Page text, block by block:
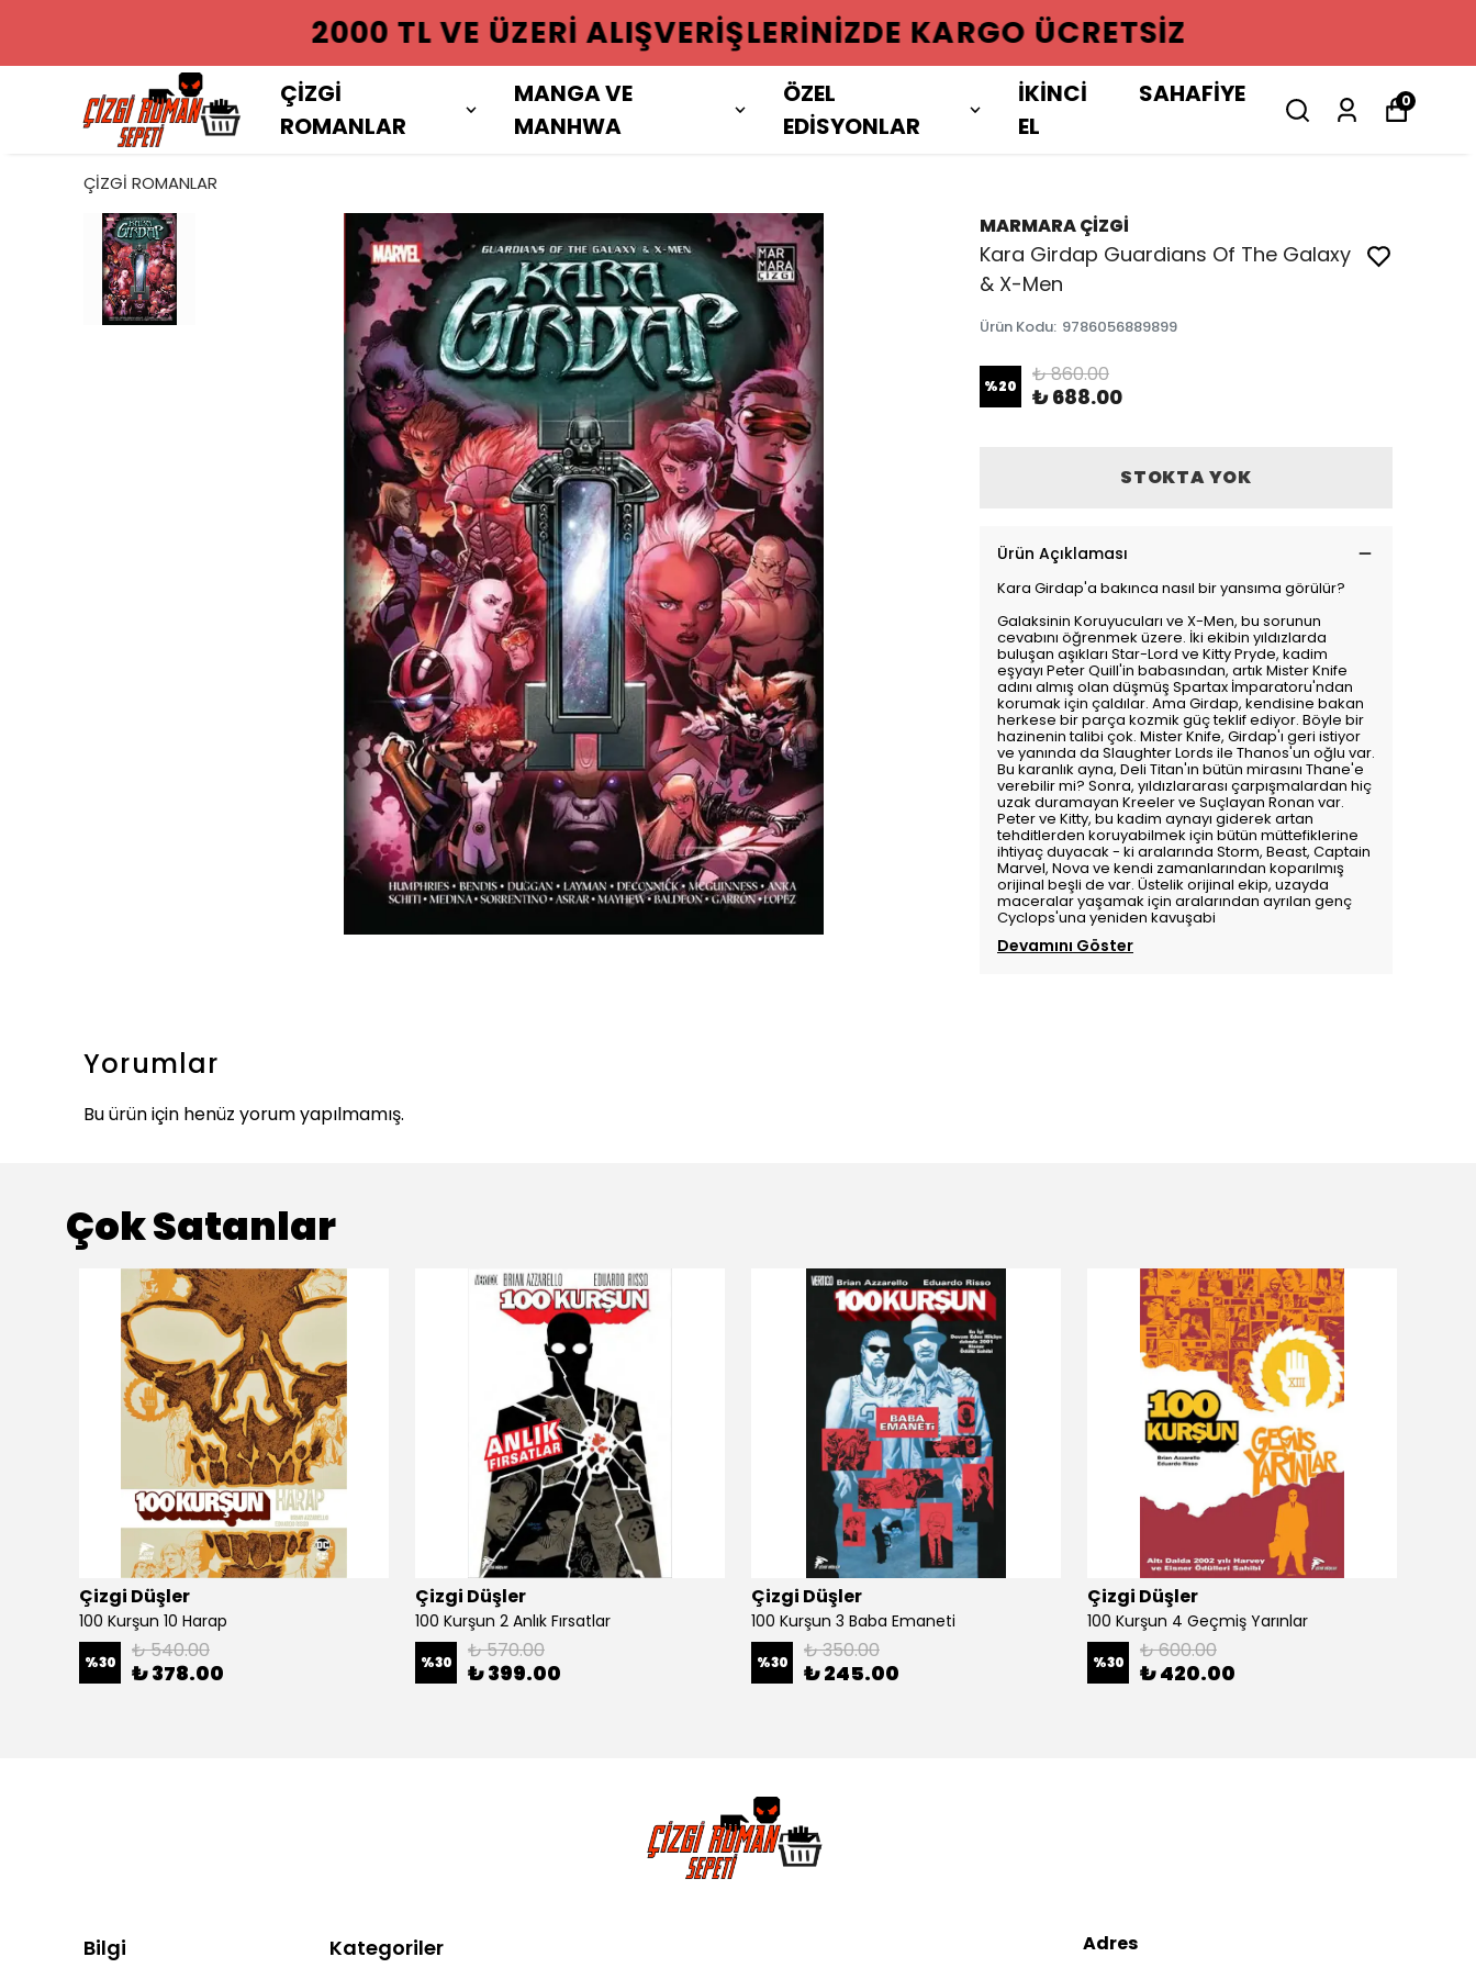
2000 TL VE ÜZERI ALIŞVERIŞLERINIZDE KARGO ÜCRETSIZ
ÇİZGİ
ROMANLAR
MANGA VE
MANHWA
ÖZEL
EDİSYONLAR
İKİNCİ
EL
SAHAFİYE 0
ÇİZGİ ROMANLAR
MARMARA ÇİZGİ
Kara Girdap Guardians Of The Galaxy
& X-Men
Ürün Kodu: 9786056889899
%20 ₺ 860.00
₺ 688.00
STOKTA YOK
Ürün Açıklaması
Kara Girdap'a bakınca nasıl bir yansıma görülür?
Galaksinin Koruyucuları ve X-Men, bu sorunun
cevabını öğrenmek üzere. İki ekibin yıldızlarda
buluşan aşıkları Star-Lord ve Kitty Pryde, kadim
eşyayı Peter Quill'in babasından, artık Mister Knife
adını almış olan düşmüş Spartax İmparatoru'ndan
korumak için çaldılar. Ama Girdap, kendisine bakan
herkese bir parça kozmik güç teklif ediyor. Böyle bir
hazinenin talibi çok. Mister Knife, Girdap'ı geri istiyor
ve yanında da Slaughter Lords ile Thanos'un oğlu var.
Bu karanlık ayna, Deli Titan'ın bütün mirasını Thane'e
verebilir mi? Sonra, yıldızlararası çarpışmalardan hiç
uzak duramayan Kreeler ve Suçlayan Ronan var.
Peter ve Kitty, bu kadim aynayı giderek artan
tehditlerden koruyabilmek için bütün müttefiklerine
ihtiyaç duyacak - ki aralarında Storm, Beast, Captain
Marvel, Nova ve kendi zamanlarından koparılmış
orijinal beşli de var. Üstelik orijinal ekip, uzayda
maceralar yaşamak için aralarından ayrılan genç
Cyclops'una yeniden kavuşabi
Devamını Göster
Yorumlar
Bu ürün için henüz yorum yapılmamış.
Çok Satanlar
Çizgi Düşler
100 Kurşun 10 Harap
%30 ₺ 540.00
₺ 378.00
Çizgi Düşler
100 Kurşun 2 Anlık Fırsatlar
%30 ₺ 570.00
₺ 399.00
Çizgi Düşler
100 Kurşun 3 Baba Emaneti
%30 ₺ 350.00
₺ 245.00
Çizgi Düşler
100 Kurşun 4 Geçmiş Yarınlar
%30 ₺ 600.00
₺ 420.00
Bilgi Kategoriler Adres